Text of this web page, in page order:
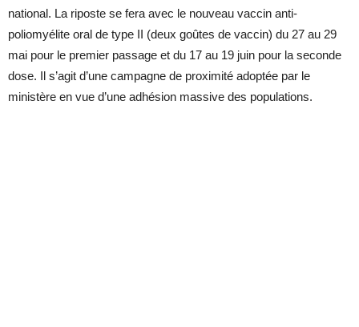
national. La riposte se fera avec le nouveau vaccin anti-
poliomyélite oral de type II (deux goûtes de vaccin) du 27 au 29
mai pour le premier passage et du 17 au 19 juin pour la seconde
dose. Il s’agit d’une campagne de proximité adoptée par le
ministère en vue d’une adhésion massive des populations.